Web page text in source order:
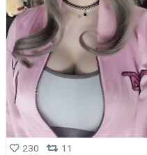
230
11